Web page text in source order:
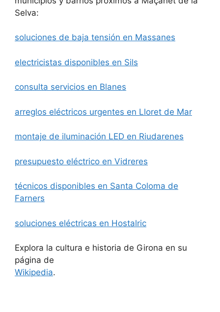
Selva:
soluciones de baja tensión en Massanes
electricistas disponibles en Sils
consulta servicios en Blanes
arreglos eléctricos urgentes en Lloret de Mar
montaje de iluminación LED en Riudarenes
presupuesto eléctrico en Vidreres
técnicos disponibles en Santa Coloma de
Farners
soluciones eléctricas en Hostalric
Explora la cultura e historia de Girona en su
página de
Wikipedia.